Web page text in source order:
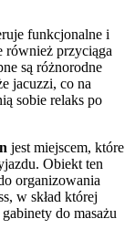
funkcjonalne i
również przyciąga
są różnorodne
jacuzzi, co na
sobie relaks po
jest miejscem, które
Obiekt ten
organizowania
w skład której
do masażu